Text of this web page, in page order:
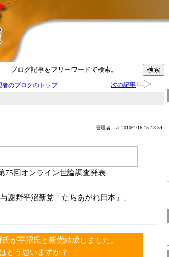
者のブログのトップ
次の記事
管理者 at 2010/4/16 15:13:54
回オンライン世論調査発表
謝野平沼新党「たちあがれ日本」」
が平沼氏と新党結成しました。
どう思いますか？